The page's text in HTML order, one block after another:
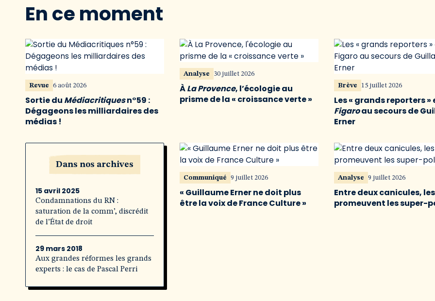
En ce moment
Revue 6 août 2026
Sortie du Médiacritiquesn°59 :
Dégageons les milliardaires des
médias !
Analyse 30 juillet 2026
ÀLa Provence, l’écologie au
prisme de la « croissance verte »
Brève 15 juillet 2026
Les « grands reporters »
Figaroau secours de
Erner
Dans nos archives
15 avril 2025
Condamnations du RN :
saturation de la comm’, discrédit
de l’État de droit
29 mars 2018
Aux grandes réformes les grands
experts : le cas de Pascal Perri
Communiqué 9 juillet 2026
« Guillaume Erner ne doit plus
être la voix de France Culture »
Analyse 9 juillet 2026
Entre deux canicules,
promeuvent les super-